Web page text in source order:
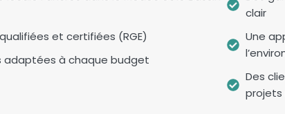
et certifiées (RGE)
adaptées à chaque budget
clair
Une
Des
projets